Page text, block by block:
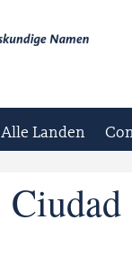
Alle Landen
Ciudad